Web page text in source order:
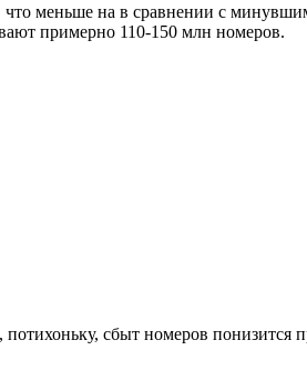
меньше на в сравнении с
примерно 110-150 млн номеров.
сбыт номеров понизится